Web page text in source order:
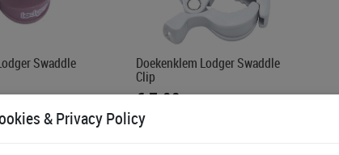
Swaddle Doekenklem Lodger Swaddle
Clip
€ 7,90
& Privacy Policy